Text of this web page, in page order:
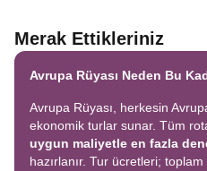
Merak Ettikleriniz
Avrupa Rüyası Neden Bu
Avrupa Rüyası, herkesin
ekonomik turlar sunar. Tüm
uygun maliyetle en fazla
hazırlanır. Tur ücretleri;